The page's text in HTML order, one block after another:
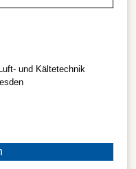
und Kältetechnik